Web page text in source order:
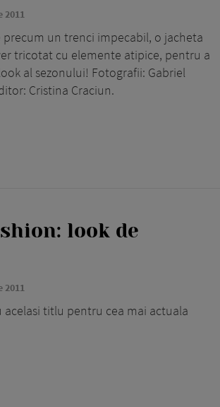
2011
precum un trenci impecabil, o jacheta
tricotat cu elemente atipice, pentru a
al sezonului! Fotografii: Gabriel
Cristina Craciun.
look de
2011
titlu pentru cea mai actuala